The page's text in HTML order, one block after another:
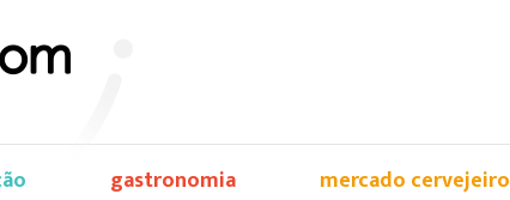
gastronomia mercado cervejeiro